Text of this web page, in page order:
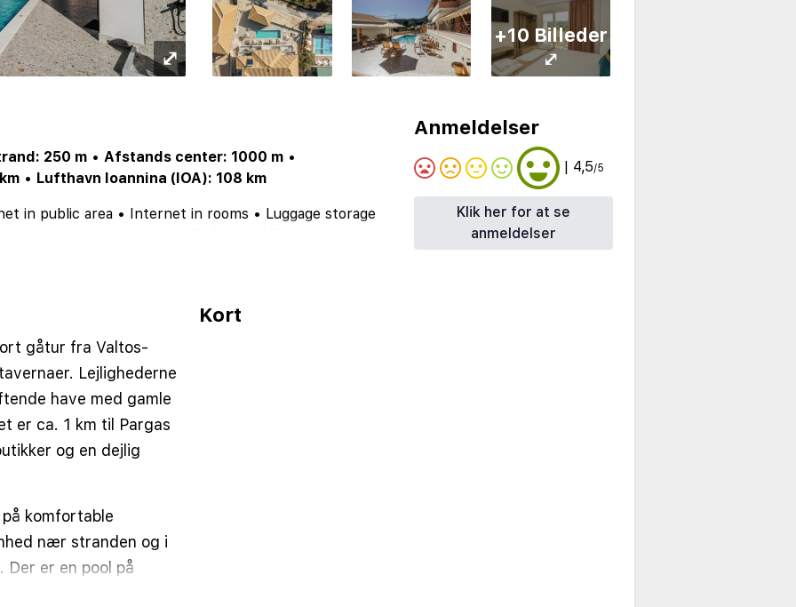
⤢
+10 Billeder
⤢
250 m • Afstands center: 1000 m •
• Lufthavn Ioannina (IOA): 108 km
in public area • Internet in rooms • Luggage storage
Anmeldelser
| 4,5/5
Klik her for at se
anmeldelser
gåtur fra Valtos-
Lejlighederne
have med gamle
er ca. 1 km til Pargas
og en dejlig
komfortable
nær stranden og i
er en pool på
Kort